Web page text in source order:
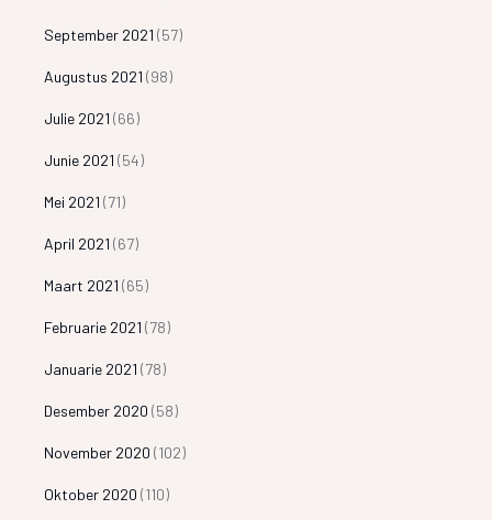
September 2021 (57)
Augustus 2021 (98)
Julie 2021 (66)
Junie 2021 (54)
Mei 2021 (71)
April 2021 (67)
Maart 2021 (65)
Februarie 2021 (78)
Januarie 2021 (78)
Desember 2020 (58)
November 2020 (102)
Oktober 2020 (110)